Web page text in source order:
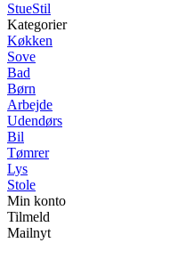
StueStil
Kategorier
Køkken
Sove
Bad
Børn
Arbejde
Udendørs
Bil
Tømrer
Lys
Stole
Min konto
Tilmeld
Mailnyt